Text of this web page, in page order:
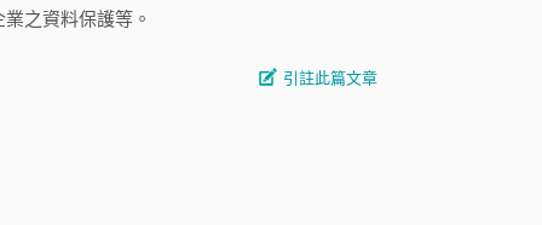
之資料保護等。
引註此篇文章